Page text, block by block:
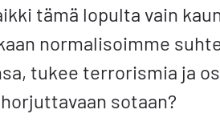
tämä lopulta vain
normalisoimme
tukee terrorismia ja
sotaan?